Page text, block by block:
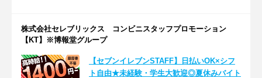
株式会社セレブリックス コンビニスタッフプロモーション
【KT】※博報堂グループ
【セブンイレブンSTAFF】日払いOK×シフ
ト自由★未経験・学生大歓迎◎夏休みバイト